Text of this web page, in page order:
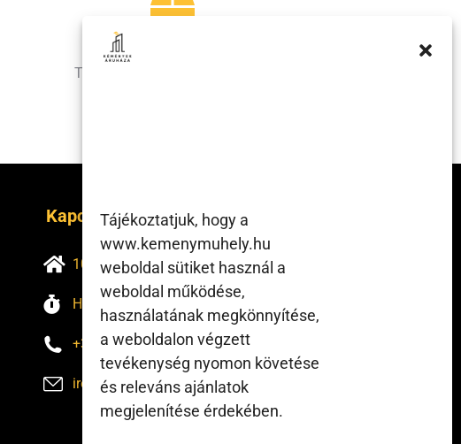
Tájékoztatjuk, hogy a
www.kemenymuhely.hu
weboldal sütiket használ a
weboldal működése,
használatának megkönnyítése,
a weboldalon végzett
tevékenység nyomon követése
és releváns ajánlatok
megjelenítése érdekében.
1000 m2 raktár
Termékeink nagy része azonnal
Kapcsolat
1047 Bp., Tinódi utca 28-30.
H-P: 7:00 – 16:00
+36 1 370 1748
iroda@kemenymuhely.hu